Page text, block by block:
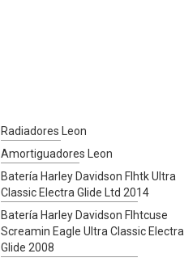
Radiadores Leon
Amortiguadores Leon
Batería Harley Davidson Flhtk Ultra
Classic Electra Glide Ltd 2014
Batería Harley Davidson Flhtcuse
Screamin Eagle Ultra Classic Electra
Glide 2008